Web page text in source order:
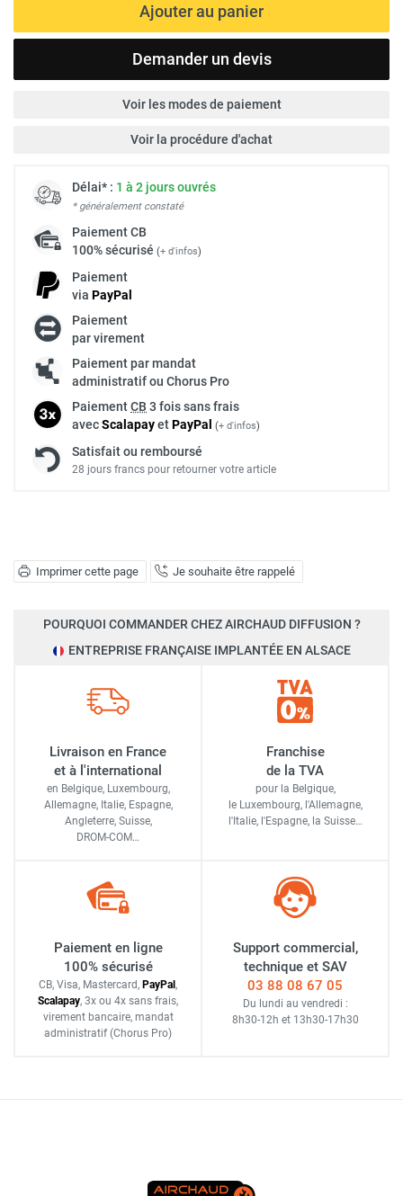
Imprimer cette page Je souhaite être rappelé
Ajouter au panier
Demander un devis
Voir les modes de paiement
Voir la procédure d'achat
Délai* : 1 à 2 jours ouvrés
* généralement constaté
PaiementCB
100% sécurisé (+ d'infos)
Paiement
via PayPal
Paiement
par virement
Paiement par mandat
administratif ou Chorus Pro
PaiementCB 3 fois sans frais
avecScalapayetPayPal (+ d'infos)
Satisfait ou remboursé
28 jours francs pour retourner votre article
POURQUOI COMMANDER CHEZ AIRCHAUD DIFFUSION ?
ENTREPRISE FRANÇAISE IMPLANTÉE EN ALSACE
Livraison en France
et à l'international
en Belgique, Luxembourg,
Allemagne, Italie, Espagne,
Angleterre, Suisse,
DROM-COM…
Franchise
de la TVA
pour la Belgique,
le Luxembourg, l'Allemagne,
l'Italie, l'Espagne, la Suisse…
Paiement en ligne
100% sécurisé
CB, Visa, Mastercard, PayPal ,
Scalapay, 3x ou 4x sans frais,
virement bancaire, mandat
administratif (Chorus Pro)
Support commercial,
technique et SAV
03 88 08 67 05
Du lundi au vendredi :
8h30-12h et 13h30-17h30